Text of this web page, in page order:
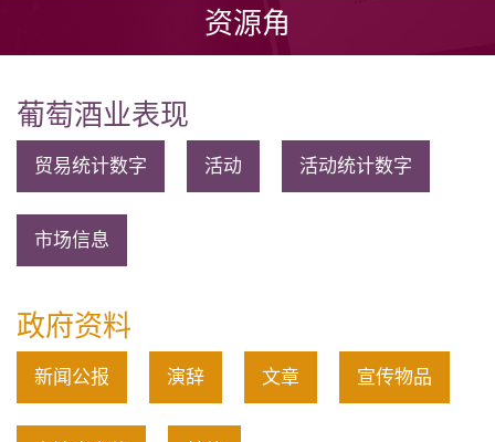
资源角
葡萄酒业表现
贸易统计数字 活动 活动统计数字
市场信息
政府资料
新闻公报 演辞 文章 宣传物品